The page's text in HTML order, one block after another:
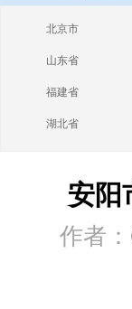
cppm报考常见
问题
北京市
山东省
福建省
湖北省
安阳
作者